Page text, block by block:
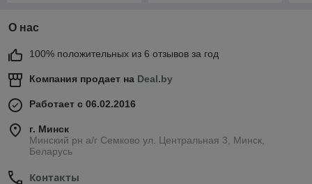
О нас
100% положительных из 6 отзывов за год
Компания продает на Deal.by
Работает с 06.02.2016
г. Минск
Минский рн а/г Семково ул. Центральная 3, Минск,
Беларусь
Контакты